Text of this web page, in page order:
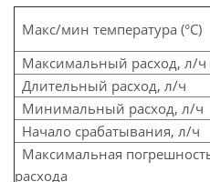
Макс/мин температура (°С)
Максимальный расход, л/ч
Длительный расход, л/ч
Минимальный расход, л/ч
Начало срабатывания, л/ч
Максимальная
расхода